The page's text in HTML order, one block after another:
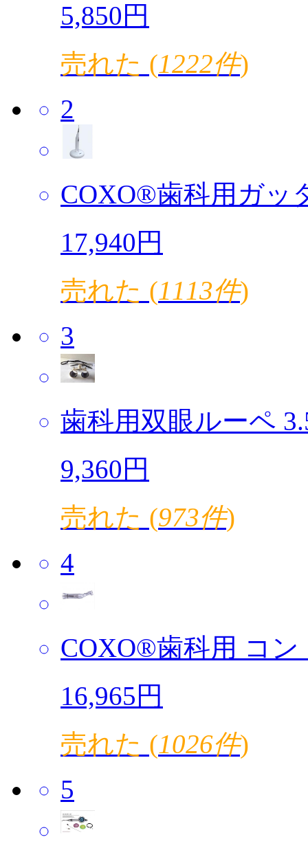
5,850円
売れた (1222件)
2
COXO®歯科用ガッ
17,940円
売れた (1113件)
3
歯科用双眼ルーペ
9,360円
売れた (973件)
4
COXO®歯科用 コン
16,965円
売れた (1026件)
5